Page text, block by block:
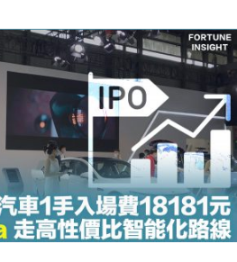
法人員要求交「保證金」 43歲女子
萬點後回穩 全周仍升近2%
帥 玩具「反」斗城亞洲CEO蔡德
動收跌 連挫7周創逾3年最長跌勢
元計價出口增近24%勝預期 貿易順